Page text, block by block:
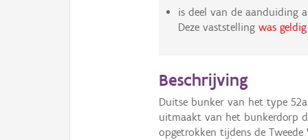
is deel van de aanduiding
Deze vaststelling was geldig
Beschrijving
Duitse bunker van het type
uitmaakt van het bunkerdorp
opgetrokken tijdens de